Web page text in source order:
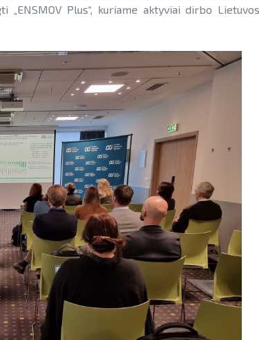
Plus“, kuriame aktyviai dirbo